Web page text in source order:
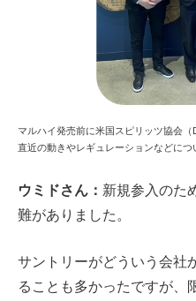
マルハイ発売前に米国スピリッツ協会
直近の動きやレギュレーションなどにつ
ウミドさん： 新規参入のた
難がありました。
サントリーがどういう会社
ることも多かったですが、